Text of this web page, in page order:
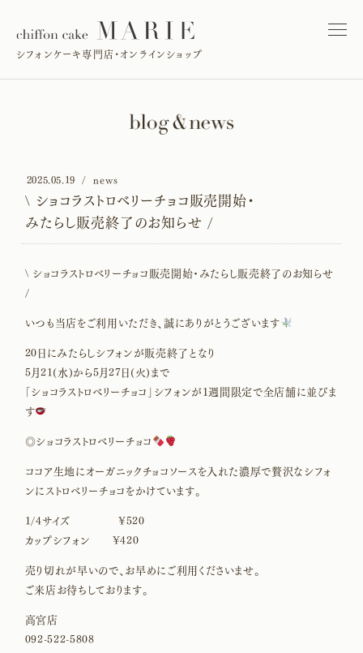
シフォンケーキ専門店・オンラインショップ
2025.05.19 news
\ ショコラストロベリーチョコ販売開始・
みたらし販売終了のお知らせ /
\ ショコラストロベリーチョコ販売開始・みたらし販売終了のお知らせ
/
いつも当店をご利用いただき、誠にありがとうございます
20日にみたらしシフォンが販売終了となり
5月21(水)から5月27日(火)まで
「ショコラストロベリーチョコ」シフォンが１週間限定で全店舗に並びま
す
◎ショコラストロベリーチョコ
ココア生地にオーガニックチョコソースを入れた濃厚で贅沢なシフォ
ンにストロベリーチョコをかけています。
1/4サイズ ¥520
カップシフォン ¥420
売り切れが早いので、お早めにご利用くださいませ。
ご来店お待ちしております。
高宮店
092-522-5808